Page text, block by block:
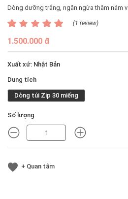
Dòng dưỡng trắng, ngăn ngừa thâm nám
(1 review)
1.500.000 đ
Xuất xứ: Nhật Bản
Dung tích
Dòng túi Zip 30 miếng
Số lượng
MINUS MINUS
+ Quan tâm